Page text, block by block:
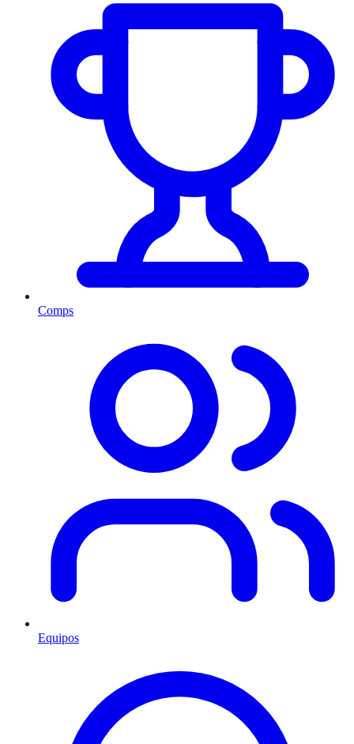
Comps
Equipos